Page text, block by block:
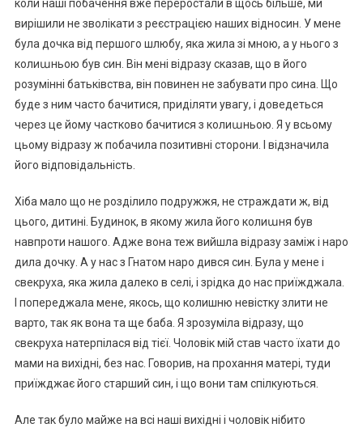
коли наші побачення вже переростали в щось більше, ми
вирішили не зволікати з реєстрацією наших відносин. У мене
була дочка від першого шлюбу, яка жила зі мною, а у нього з
колиաньою був син. Він мені відразу сказав, що в його
розумінні батьківства, він повинен не забувати про сина. Що
буде з ним часто бачитися, приділяти увагу, і доведеться
через це йому частково бачитися з колиաньою. Я у всьому
цьому відразу ж побачила позитивні сторони. І відзначила
його відповідальність.
Хіба мало що не розділило подружжя, не страждати ж, від
цього, дитині. Будинок, в якому жила його колиաня був
навпроти нашого. Адже вона теж вийшла відразу заміж і наро
дила дочку. А у нас з Гнатом наро дився син. Була у мене і
свекруха, яка жила далеко в селі, і зрідка до нас приїжджала.
І попереджала мене, якось, що колишню невістку злити не
варто, так як вона та ще баба. Я зрозуміла відразу, що
свекруха натерпілася від тієї. Чоловік мій став часто їхати до
мами на вихідні, без нас. Говорив, на прохання матері, туди
приїжджає його старший син, і що вони там спілкуються.
Але так було майже на всі наші вихідні і чоловік нібито